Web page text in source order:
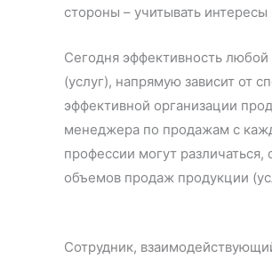
стороны – учитывать
Сегодня эффективность
(услуг), напрямую зависит от
эффективной организации
менеджера по продажам с
профессии могут
объемов продаж продукции
Сотрудник,